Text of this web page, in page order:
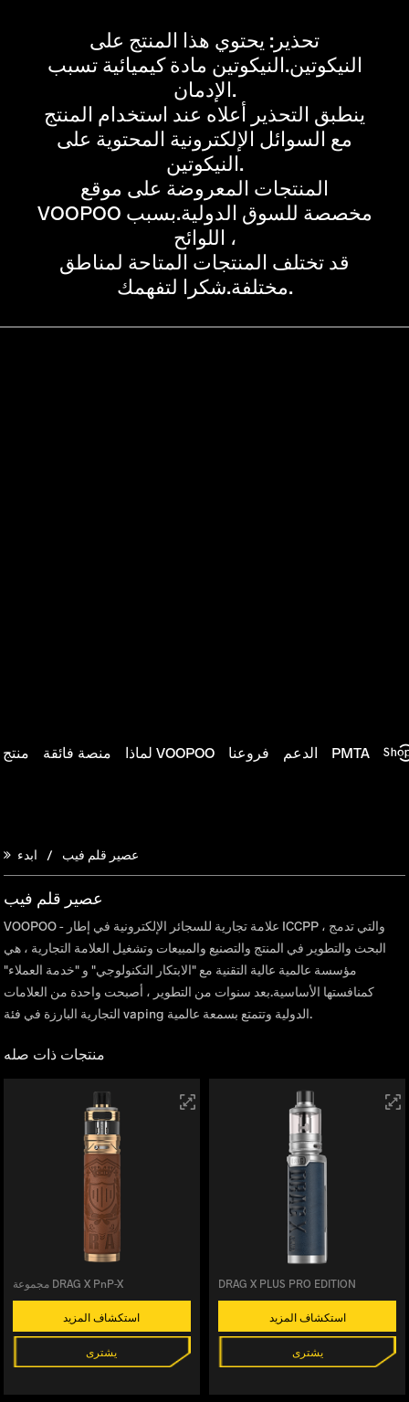
تحذير: يحتوي هذا المنتج على
النيكوتين.النيكوتين مادة كيميائية تسبب
الإدمان.
ينطبق التحذير أعلاه عند استخدام المنتج
مع السوائل الإلكترونية المحتوية على
النيكوتين.
المنتجات المعروضة على موقع
VOOPOO مخصصة للسوق الدولية.بسبب
اللوائح ،
قد تختلف المنتجات المتاحة لمناطق
مختلفة.شكرا لتفهمك.
منتج منصة فائقة لماذا VOOPOO فروعنا الدعم PMTA
ابدء عصير قلم فيب
عصير قلم فيب
VOOPOO - علامة تجارية للسجائر الإلكترونية في إطار ICCPP ، والتي تدمج
البحث والتطوير في المنتج والتصنيع والمبيعات وتشغيل العلامة التجارية ، هي
مؤسسة عالمية عالية التقنية مع "الابتكار التكنولوجي" و "خدمة العملاء"
كمنافستها الأساسية.بعد سنوات من التطوير ، أصبحت واحدة من العلامات
التجارية البارزة في فئة vaping الدولية وتتمتع بسمعة عالمية.
منتجات ذات صله
مجموعة DRAG X PnP-X
استكشاف المزيد
يشترى
DRAG X PLUS PRO EDITION
استكشاف المزيد
يشترى